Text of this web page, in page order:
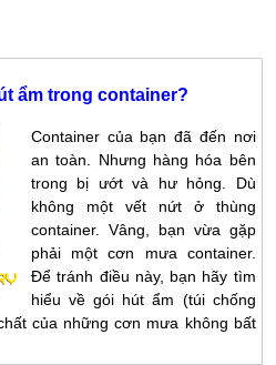
ẩm trong container?
Container của bạn đã đến nơi
an toàn. Nhưng hàng hóa bên
trong bị ướt và hư hỏng. Dù
không một vết nứt ở thùng
container. Vâng, bạn vừa gặp
phải một cơn mưa container.
Để tránh điều này, bạn hãy tìm
hiểu về gói hút ẩm (túi chống
của những cơn mưa không bất